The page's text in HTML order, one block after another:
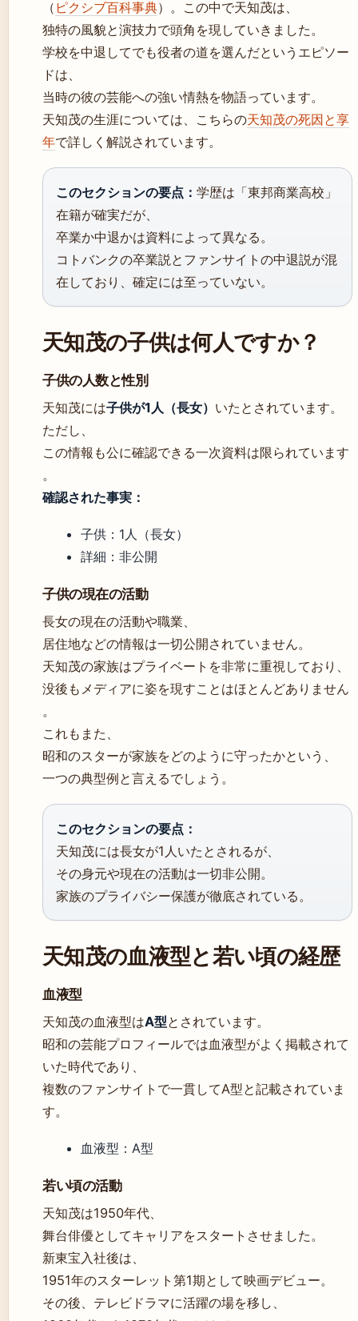
（ ピクシブ百科事典）。この中で天知茂は、
独特の風貌と演技力で頭角を現していきました。
学校を中退してでも役者の道を選んだというエピソー
ドは、
当時の彼の芸能への強い情熱を物語っています。
天知茂の生涯については、こちらの天知茂の死因と享
年で詳しく解説されています。
このセクションの要点： 学歴は「東邦商業高校」
在籍が確実だが、
卒業か中退かは資料によって異なる。
コトバンクの卒業説とファンサイトの中退説が混
在しており、確定には至っていない。
天知茂の子供は何人ですか？
子供の人数と性別
天知茂には子供が1人（長女） いたとされています。
ただし、
この情報も公に確認できる一次資料は限られています
。
確認された事実：
子供：1人（長女）
詳細：非公開
子供の現在の活動
長女の現在の活動や職業、
居住地などの情報は一切公開されていません。
天知茂の家族はプライベートを非常に重視しており、
没後もメディアに姿を現すことはほとんどありません
。
これもまた、
昭和のスターが家族をどのように守ったかという、
一つの典型例と言えるでしょう。
このセクションの要点：
天知茂には長女が1人いたとされるが、
その身元や現在の活動は一切非公開。
家族のプライバシー保護が徹底されている。
天知茂の血液型と若い頃の経歴
血液型
天知茂の血液型はA型とされています。
昭和の芸能プロフィールでは血液型がよく掲載されて
いた時代であり、
複数のファンサイトで一貫してA型と記載されていま
す。
血液型：A型
若い頃の活動
天知茂は1950年代、
舞台俳優としてキャリアをスタートさせました。
新東宝入社後は、
1951年のスターレット第1期として映画デビュー。
その後、テレビドラマに活躍の場を移し、